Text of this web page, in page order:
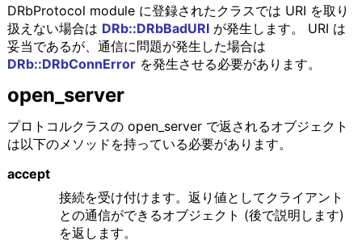
DRbProtocol module に登録されたクラスでは URI を取り
扱えない場合は DRb::DRbBadURIが発生します。 URI は
妥当であるが、通信に問題が発生した場合は
DRb::DRbConnErrorを発生させる必要があります。
open_server
プロトコルクラスの open_server で返されるオブジェクト
は以下のメソッドを持っている必要があります。
accept
接続を受け付けます。返り値としてクライアント
との通信ができるオブジェクト (後で説明します)
を返します。